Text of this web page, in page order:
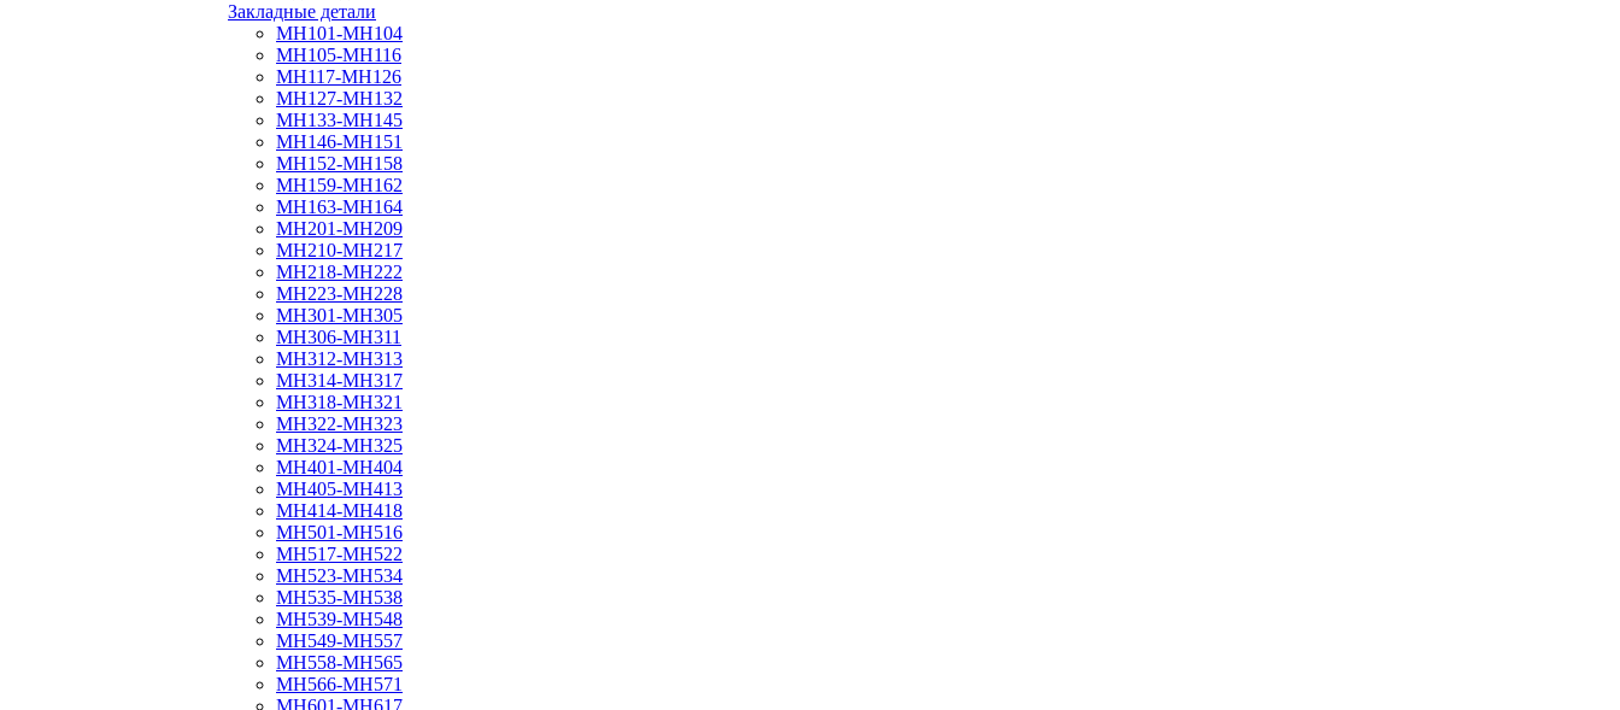
Закладные детали
МН101-МН104
МН105-МН116
МН117-МН126
МН127-МН132
МН133-МН145
МН146-МН151
МН152-МН158
МН159-МН162
МН163-МН164
МН201-МН209
МН210-МН217
МН218-МН222
МН223-МН228
МН301-МН305
МН306-МН311
МН312-МН313
МН314-МН317
МН318-МН321
МН322-МН323
МН324-МН325
МН401-МН404
МН405-МН413
МН414-МН418
МН501-МН516
МН517-МН522
МН523-МН534
МН535-МН538
МН539-МН548
МН549-МН557
МН558-МН565
МН566-МН571
МН601-МН617